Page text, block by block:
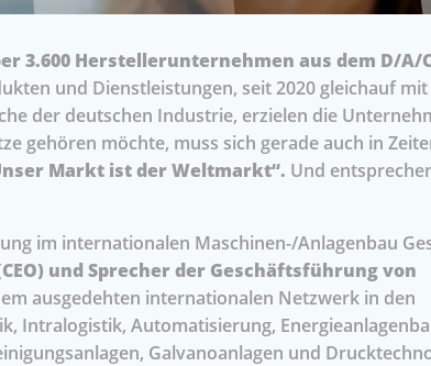
3.600 Herstellerunternehmen aus dem D/A/
und Dienstleistungen, seit 2020 gleichauf mit
der deutschen Industrie, erzielen die
gehören möchte, muss sich gerade auch in
Markt ist der Weltmarkt“. Und
im internationalen Maschinen-/Anlagenbau
und Sprecher der Geschäftsführung von
ausgedehten internationalen Netzwerk in den
Intralogistik, Automatisierung,
Galvanoanlagen und